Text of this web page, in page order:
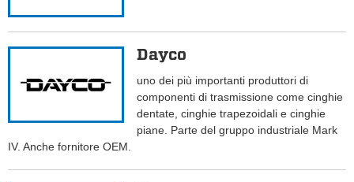
Dayco
uno dei più importanti produttori di
componenti di trasmissione come cinghie
dentate, cinghie trapezoidali e cinghie
piane. Parte del gruppo industriale Mark
IV. Anche fornitore OEM.